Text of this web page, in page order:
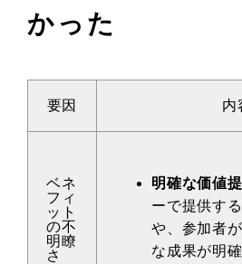
かった
要因 内
ベネ
フィ
ット
の不
明瞭
さ
明確な価値
ーで提供す
や、参加者
な成果が明